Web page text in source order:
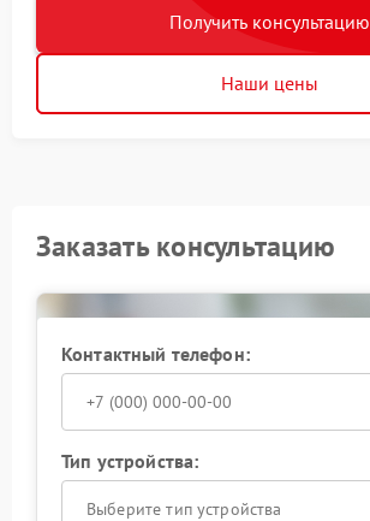
Получить консультацию
Наши цены
Заказать консультацию
Контактный телефон:
Тип устройства:
Выберите тип устройства